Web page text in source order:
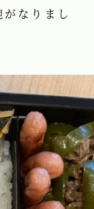
なりまし